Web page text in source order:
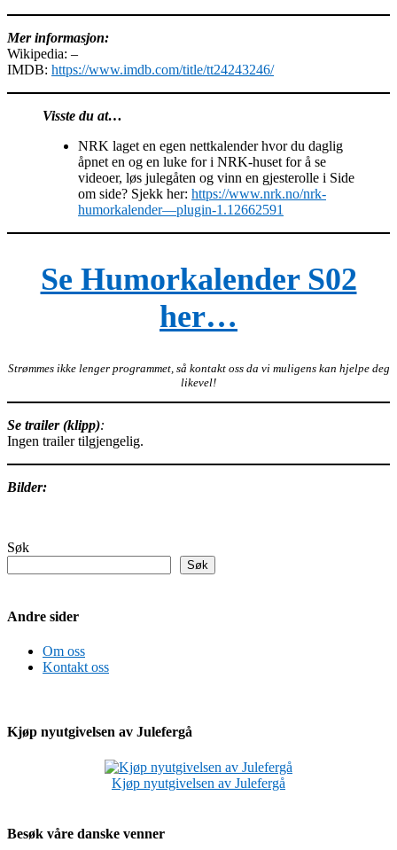
Mer informasjon:
Wikipedia: –
IMDB: https://www.imdb.com/title/tt24243246/
Visste du at…
NRK laget en egen nettkalender hvor du daglig
åpnet en og en luke for i NRK-huset for å se
videoer, løs julegåten og vinn en gjesterolle i Side
om side? Sjekk her: https://www.nrk.no/nrk-
humorkalender—plugin-1.12662591
Se Humorkalender S02
her…
Strømmes ikke lenger programmet, så kontakt oss da vi muligens kan hjelpe deg
likevel!
Se trailer (klipp):
Ingen trailer tilgjengelig.
Bilder:
Søk
Søk
Andre sider
Om oss
Kontakt oss
Kjøp nyutgivelsen av Julefergå
Kjøp nyutgivelsen av Julefergå
Besøk våre danske venner